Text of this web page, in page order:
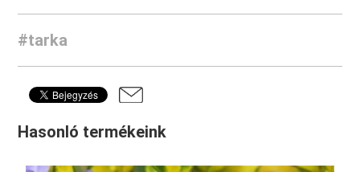
#tarka
Hasonló termékeink